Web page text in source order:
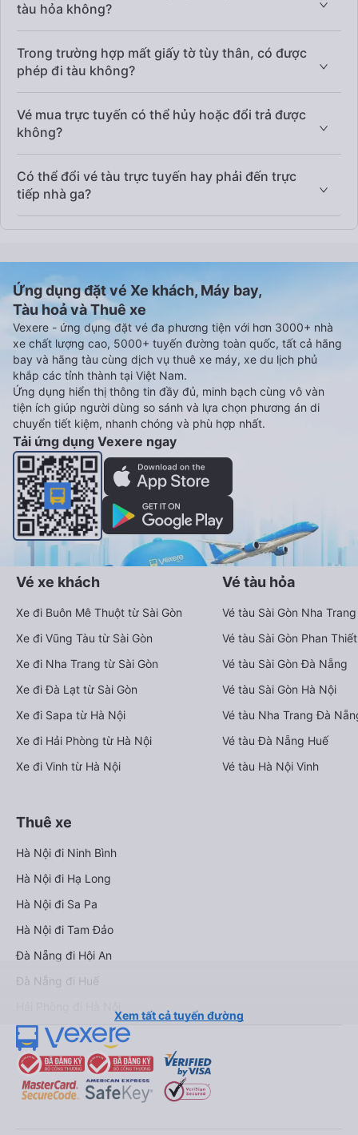
tàu hỏa không?
Trong trường hợp mất giấy tờ tùy thân, có được
phép đi tàu không?
Vé mua trực tuyến có thể hủy hoặc đổi trả được
không?
Có thể đổi vé tàu trực tuyến hay phải đến trực
tiếp nhà ga?
Ứng dụng đặt vé Xe khách, Máy bay,
Tàu hoả và Thuê xe
Vexere - ứng dụng đặt vé đa phương tiện với hơn 3000+ nhà
xe chất lượng cao, 5000+ tuyến đường toàn quốc, tất cả hãng
bay và hãng tàu cùng dịch vụ thuê xe máy, xe du lịch phủ
khắp các tỉnh thành tại Việt Nam.
Ứng dụng hiển thị thông tin đầy đủ, minh bạch cùng vô vàn
tiện ích giúp người dùng so sánh và lựa chọn phương án di
chuyển tiết kiệm, nhanh chóng và phù hợp nhất.
Tải ứng dụng Vexere ngay
Vé xe khách
Xe đi Buôn Mê Thuột từ Sài Gòn
Xe đi Vũng Tàu từ Sài Gòn
Xe đi Nha Trang từ Sài Gòn
Xe đi Đà Lạt từ Sài Gòn
Xe đi Sapa từ Hà Nội
Xe đi Hải Phòng từ Hà Nội
Xe đi Vinh từ Hà Nội
Vé tàu hỏa
Vé tàu Sài Gòn Nha Trang
Vé tàu Sài Gòn Phan Thiết
Vé tàu Sài Gòn Đà Nẵng
Vé tàu Sài Gòn Hà Nội
Vé tàu Nha Trang Đà
Vé tàu Đà Nẵng Huế
Vé tàu Hà Nội Vinh
Thuê xe
Hà Nội đi Ninh Bình
Hà Nội đi Hạ Long
Hà Nội đi Sa Pa
Hà Nội đi Tam Đảo
Đà Nẵng đi Hội An
Đà Nẵng đi Huế
Xem tất cả tuyến đường